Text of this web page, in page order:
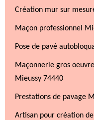
Création mur sur
Maçon professionnel
Pose de pavé
Maçonnerie gros
Mieussy 74440
Prestations de pavage
Artisan pour création